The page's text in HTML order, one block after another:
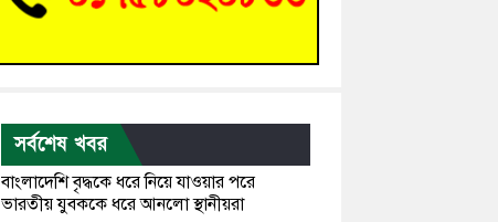
সর্বশেষ খবর
বাংলাদেশি বৃদ্ধকে ধরে নিয়ে যাওয়ার পরে
ভারতীয় যুবককে ধরে আনলো স্থানীয়রা